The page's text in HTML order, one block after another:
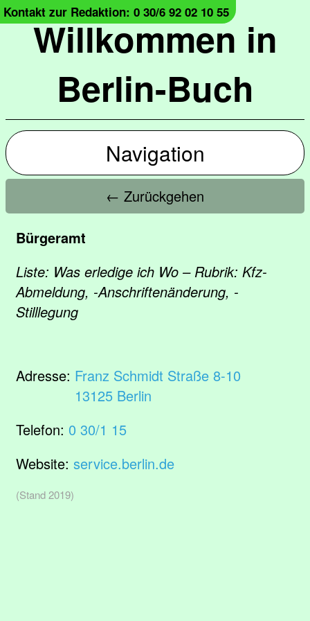
Willkommen in
Berlin-Buch
Kontakt zur Redaktion: 0 30/6 92 02 10 55
Navigation
← Zurückgehen
Bürgeramt
Liste: Was erledige ich Wo – Rubrik: Kfz-
Abmeldung, -Anschriftenänderung, -
Stilllegung
Adresse: Franz Schmidt Straße 8-10
13125 Berlin
Telefon: 0 30/1 15
Website: service.berlin.de
(Stand 2019)